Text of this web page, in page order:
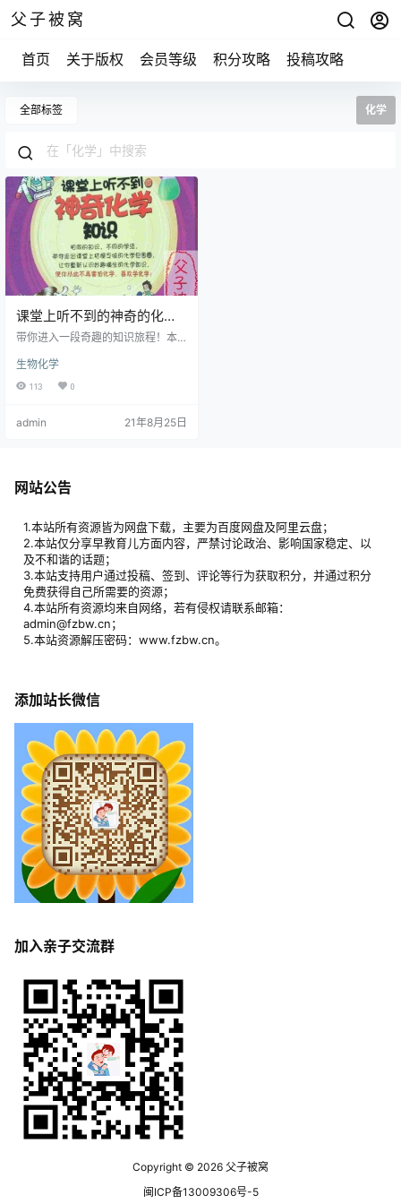
父子被窝
首页 关于版权 会员等级 积分攻略 投稿攻略
全部标签 化学
课堂上听不到的神奇的化学
知识 音频版
带你进入一段奇趣的知识旅程！本
方程式，而是以小故事、趣味推
理、生活现象等多种形式为内容，
出传统学习的常规，调动你全部的
泼有趣的插图，以及趣味十足的化
学知识小游戏、小问题，在启发思
时，带…
生物化学
113 0
admin 21年8月25日
网站公告
1.本站所有资源皆为网盘下载，主要为百度网盘及阿里云盘；
2.本站仅分享早教育儿方面内容，严禁讨论政治、影响国家稳定、以
及不和谐的话题；
3.本站支持用户通过投稿、签到、评论等行为获取积分，并通过积分
免费获得自己所需要的资源；
4.本站所有资源均来自网络，若有侵权请联系邮箱：
admin@fzbw.cn；
5.本站资源解压密码：www.fzbw.cn。
添加站长微信
加入亲子交流群
Copyright © 2026 父子被窝
闽ICP备13009306号-5